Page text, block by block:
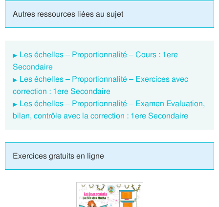
Autres ressources liées au sujet
Les échelles – Proportionnalité – Cours : 1ere
Secondaire
Les échelles – Proportionnalité – Exercices avec
correction : 1ere Secondaire
Les échelles – Proportionnalité – Examen Evaluation,
bilan, contrôle avec la correction : 1ere Secondaire
Exercices gratuits en ligne